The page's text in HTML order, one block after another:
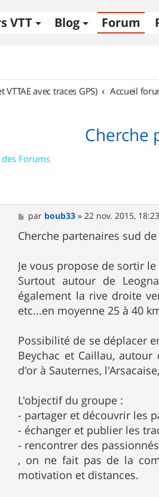
VTT Blog Forum
VTTAE avec traces GPS)
Accueil
Cherche
Forums
M
e
s
s
g
e
par boub33 »22 nov. 2015, 18:23
Cherche partenaires sud
Je vous propose de sortir
Surtout autour de
également la rive droite
etc...en moyenne 25 à 40
Possibilité de se déplacer
Beychac et Caillau,
d'or à Sauternes,
L'objectif du groupe :
- partager et découvrir les
- échanger et publier les
- rencontrer des
, on ne fait pas de la
motivation et distances.